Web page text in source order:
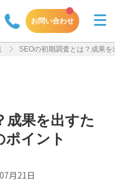
お問い合わせ
SEOの初期調査とは？成果
成果を出すた
イント
月21日